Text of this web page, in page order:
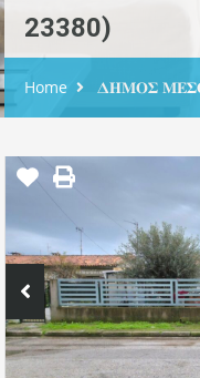
23380)
Home 𝚫𝚮𝚳𝚶𝚺